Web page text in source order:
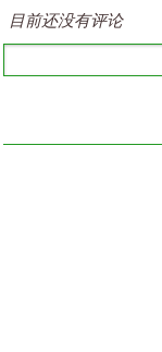
目前还没有评论